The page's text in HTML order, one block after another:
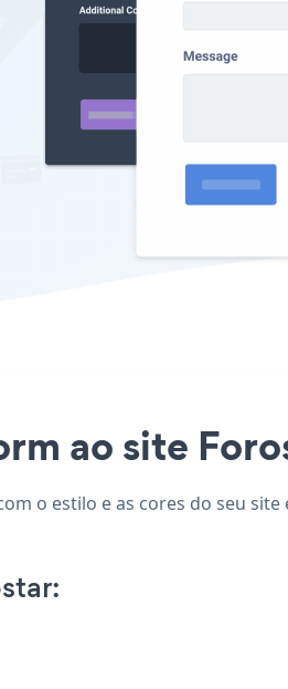
ao site
o estilo e as cores do seu